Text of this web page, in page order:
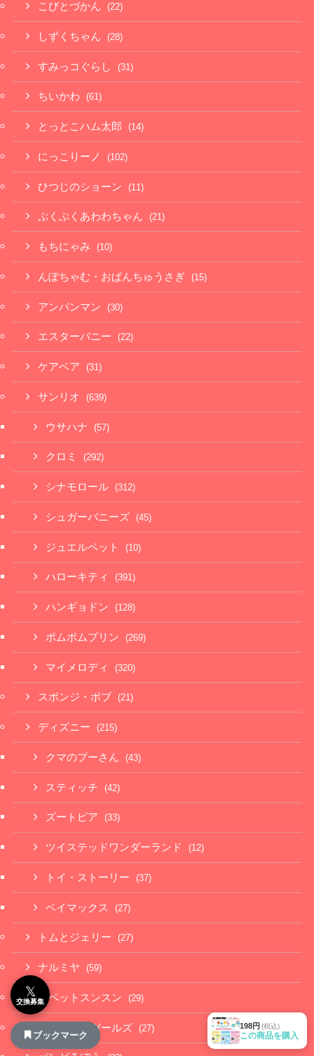
198円 (税込)
この商品を購入
こびとづかん (22)
しずくちゃん (28)
すみっコぐらし (31)
ちいかわ (61)
とっとこハム太郎 (14)
にっこりーノ (102)
ひつじのショーン (11)
ぷくぷくあわわちゃん (21)
もちにゃみ (10)
んぽちゃむ・おぱんちゅうさぎ (15)
アンパンマン (30)
エスターバニー (22)
ケアベア (31)
サンリオ (639)
ウサハナ (57)
クロミ (292)
シナモロール (312)
シュガーバニーズ (45)
ジュエルペット (10)
ハローキティ (391)
ハンギョドン (128)
ポムポムプリン (269)
マイメロディ (320)
スポンジ・ボブ (21)
ディズニー (215)
クマのプーさん (43)
スティッチ (42)
ズートピア (33)
ツイステッドワンダーランド (12)
トイ・ストーリー (37)
ベイマックス (27)
トムとジェリー (27)
ナルミヤ (59)
パペットスンスン (29)
パワーパフガールズ (27)
𝕏
交換募集
ブックマーク